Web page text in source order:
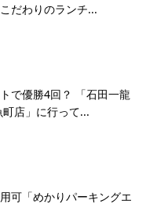
だわりのランチ...
で優勝4回？ 「石田一龍
店」に行って...
可「めかりパーキングエ